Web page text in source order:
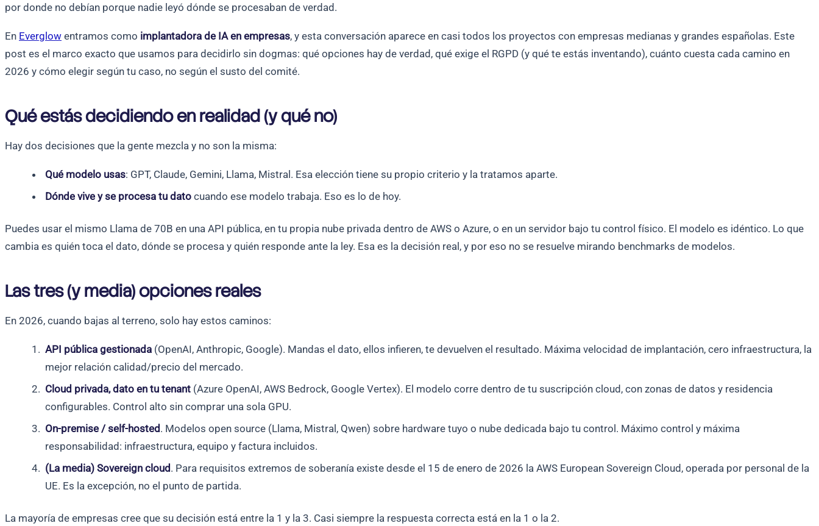
por donde no debían porque nadie leyó dónde se procesaban de verdad.
En Everglow entramos como implantadora de IA en empresas, y esta conversación aparece en casi todos los proyectos con empresas medianas y grandes españolas. Este
post es el marco exacto que usamos para decidirlo sin dogmas: qué opciones hay de verdad, qué exige el RGPD (y qué te estás inventando), cuánto cuesta cada camino en
2026 y cómo elegir según tu caso, no según el susto del comité.
Qué estás decidiendo en realidad (y qué no)
Hay dos decisiones que la gente mezcla y no son la misma:
Qué modelo usas: GPT, Claude, Gemini, Llama, Mistral. Esa elección tiene su propio criterio y la tratamos aparte.
Dónde vive y se procesa tu dato cuando ese modelo trabaja. Eso es lo de hoy.
Puedes usar el mismo Llama de 70B en una API pública, en tu propia nube privada dentro de AWS o Azure, o en un servidor bajo tu control físico. El modelo es idéntico. Lo que
cambia es quién toca el dato, dónde se procesa y quién responde ante la ley. Esa es la decisión real, y por eso no se resuelve mirando benchmarks de modelos.
Las tres (y media) opciones reales
En 2026, cuando bajas al terreno, solo hay estos caminos:
API pública gestionada (OpenAI, Anthropic, Google). Mandas el dato, ellos infieren, te devuelven el resultado. Máxima velocidad de implantación, cero infraestructura, la
mejor relación calidad/precio del mercado.
Cloud privada, dato en tu tenant (Azure OpenAI, AWS Bedrock, Google Vertex). El modelo corre dentro de tu suscripción cloud, con zonas de datos y residencia
configurables. Control alto sin comprar una sola GPU.
On-premise / self-hosted . Modelos open source (Llama, Mistral, Qwen) sobre hardware tuyo o nube dedicada bajo tu control. Máximo control y máxima
responsabilidad: infraestructura, equipo y factura incluidos.
(La media) Sovereign cloud . Para requisitos extremos de soberanía existe desde el 15 de enero de 2026 la AWS European Sovereign Cloud, operada por personal de la
UE. Es la excepción, no el punto de partida.
La mayoría de empresas cree que su decisión está entre la 1 y la 3. Casi siempre la respuesta correcta está en la 1 o la 2.